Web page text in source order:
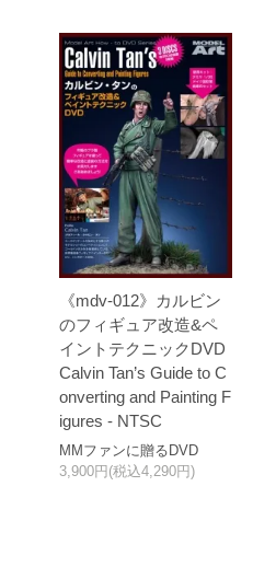
《mdv-012》カルビン
のフィギュア改造&ペ
イントテクニックDVD
Calvin Tan’s Guide to C
onverting and Painting F
igures - NTSC
MMファンに贈るDVD
3,900円(税込4,290円)